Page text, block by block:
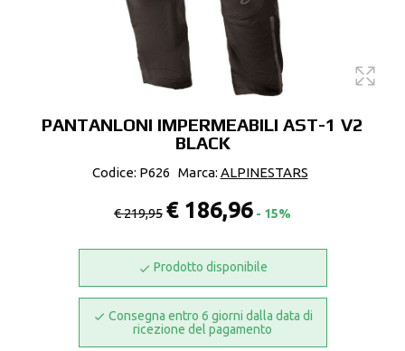
PANTANLONI IMPERMEABILI AST-1 V2
BLACK
Codice: P626 Marca: ALPINESTARS
€ 219,95 € 186,96 - 15%
Prodotto disponibile
Consegna entro 6 giorni dalla data di
ricezione del pagamento